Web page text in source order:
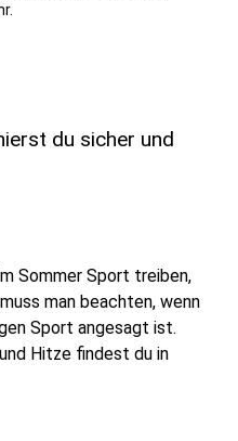
du sicher und
Sommer Sport treiben,
man beachten, wenn
Sport angesagt ist.
Hitze findest du in